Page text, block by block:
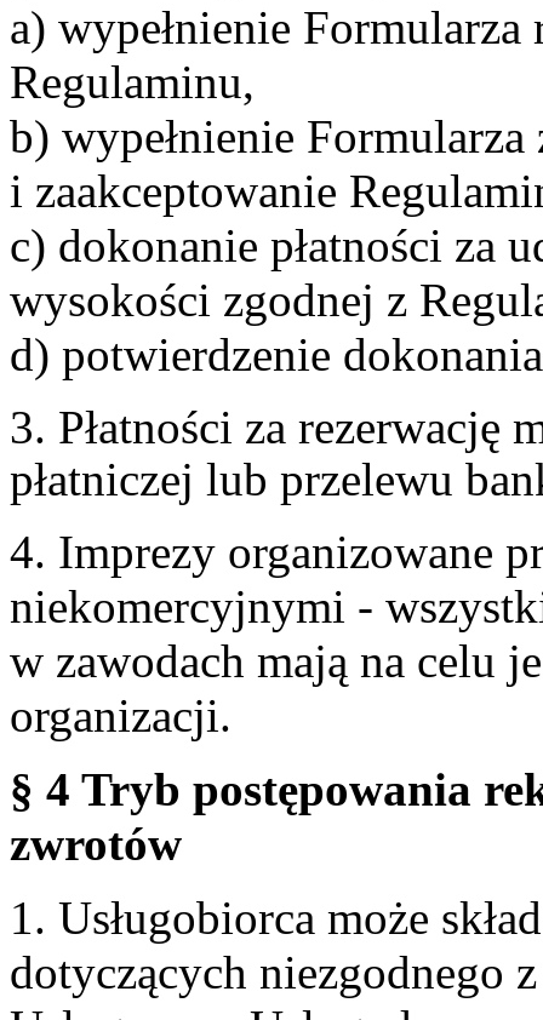
a) wypełnienie
Regulaminu,
b) wypełnienie Formularza
i zaakceptowanie
c) dokonanie płatności za
wysokości zgodnej z
d) potwierdzenie
3. Płatności za rezerwację
płatniczej lub przelewu
4. Imprezy organizowane
niekomercyjnymi -
w zawodach mają na celu
organizacji.
§ 4 Tryb postępowania
zwrotów
1. Usługobiorca może
dotyczących niezgodnego